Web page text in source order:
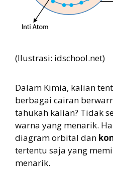
(Ilustrasi: idschool.net)
Dalam Kimia, kalian
berbagai cairan
tahukah kalian? Tidak
warna yang menarik.
diagram orbital dan
tertentu saja yang
menarik.